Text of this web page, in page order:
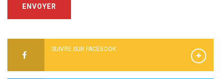
ENVOYER
SUIVRE SUR FACEBOOK